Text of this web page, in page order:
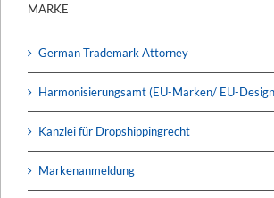
MARKE
German Trademark Attorney
Harmonisierungsamt (EU-Marken/ EU-
Kanzlei für Dropshippingrecht
Markenanmeldung